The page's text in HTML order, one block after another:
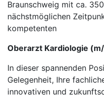
Braunschweig mit ca.
nächstmöglichen
kompetenten
Oberarzt Kardiologie
In dieser spannenden
Gelegenheit, Ihre
innovativen und